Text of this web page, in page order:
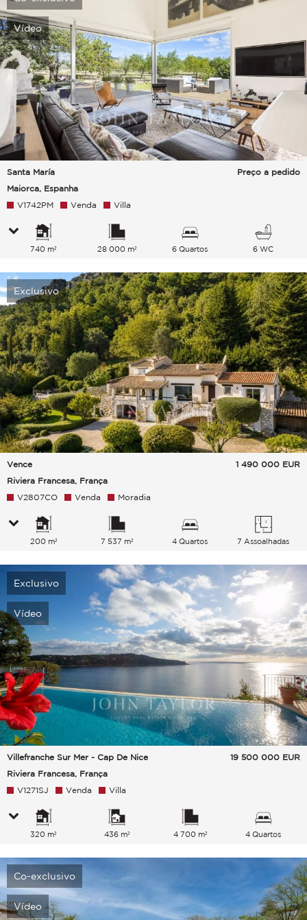
Vídeo
Santa María
Maiorca, Espanha
Preço a pedido
V1742PM Venda Villa
740 m² 28 000 m² 6 Quartos 6 WC
Exclusivo
Vence
Riviera Francesa, França
1 490 000 EUR
V2807CO Venda Moradia
200 m² 7 537 m² 4 Quartos 7 Assoalhadas
Exclusivo
Vídeo
Villefranche Sur Mer - Cap De Nice
Riviera Francesa, França
19 500 000 EUR
V1271SJ Venda Villa
320 m² 436 m² 4 700 m² 4 Quartos
Co-exclusivo
Vídeo